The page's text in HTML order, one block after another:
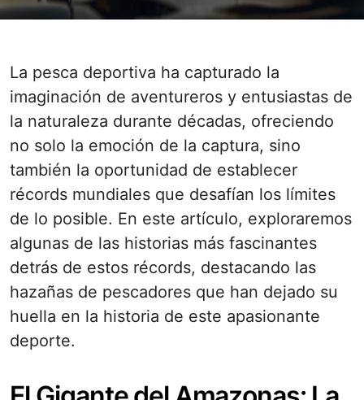
La pesca deportiva ha capturado la
imaginación de aventureros y entusiastas de
la naturaleza durante décadas, ofreciendo
no solo la emoción de la captura, sino
también la oportunidad de establecer
récords mundiales que desafían los límites
de lo posible. En este artículo, exploraremos
algunas de las historias más fascinantes
detrás de estos récords, destacando las
hazañas de pescadores que han dejado su
huella en la historia de este apasionante
deporte.